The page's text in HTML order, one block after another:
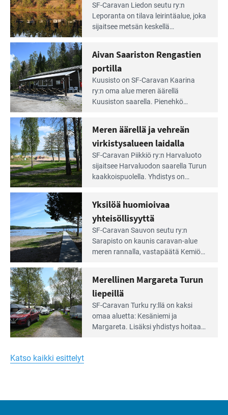
Lue
Leirintäoppaan
artikkeli:
Lampien
rannalla
pääsee
irti
arjesta
SF-Caravan Liedon seutu ry:n
Leporanta on tilava leirintäalue, joka
sijaitsee metsän kes­kellä
tarjoaa ympäris­töineen kauniit
maisemat ja loistavat virkistäytymis­
mahdollisuudet.
Lue
Leirintäoppaan
artikkeli:
Aivan
Saariston
Rengastien
portilla
Aivan Saariston Rengastien
portilla
Kuusisto on SF-Caravan Kaarina
ry:n oma alue meren äärellä
Kuusiston saarella. Pie­nehkö
Lue
Leirintäoppaan
artikkeli:
Meren
äärellä
ja
vehreän
virkistysalueen
laidalla
Meren äärellä ja vehreän
virkistysalueen laidalla
SF-Caravan Piikkiö ry:n Harvaluoto
sijait­see Harvaluodon saarella Turun
kaakkois­puolella. Yhdistys on
virkistysalueesta.
Lue
Leirintäoppaan
artikkeli:
Yksilöä
huomioivaa
yhteisöllisyyttä
Yksilöä huomioivaa
yhteisöllisyyttä
SF-Caravan Sauvon seutu ry:n
Sarapisto on kaunis caravan-alue
meren rannalla, vasta­päätä Kemiön
kymmenen paikkaa ilman sähköä.
Lue
Leirintäoppaan
artikkeli:
Merellinen
Turun
liepeillä
Merellinen Margareta Turun
liepeillä
SF-Caravan Turku ry:llä on kaksi
omaa aluet­ta: Kesäniemi ja
Margareta. Lisäksi yhdis­tys hoitaa
Katso kaikki esittelyt